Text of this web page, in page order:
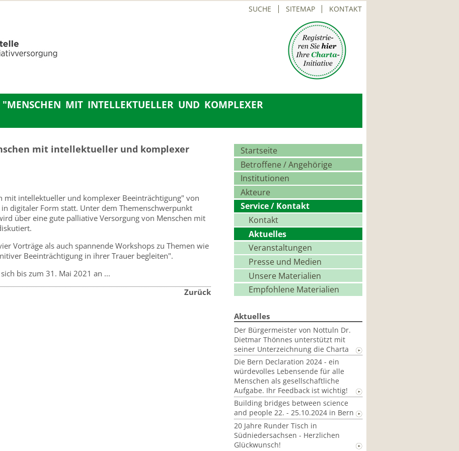
SUCHE SITEMAP KONTAKT
MIT INTELLEKTUELLER UND KOMPLEXER
mit intellektueller und komplexer
mit intellektueller und komplexer Beeinträchtigung" von
digitaler Form statt. Unter dem Themenschwerpunkt
über eine gute palliative Versorgung von Menschen mit
Vorträge als auch spannende Workshops zu Themen wie
Beeinträchtigung in ihrer Trauer begleiten".
bis zum 31. Mai 2021 an ...
Zurück
Navigation
überspringen
Startseite
Betroffene / Angehörige
Institutionen
Akteure
Service / Kontakt
Kontakt
Aktuelles
Veranstaltungen
Presse und Medien
Unsere Materialien
Empfohlene Materialien
Aktuelles
Der Bürgermeister von Nottuln Dr.
Dietmar Thönnes unterstützt mit
seiner Unterzeichnung die Charta
Die Bern Declaration 2024 - ein
würdevolles Lebensende für alle
Menschen als gesellschaftliche
Aufgabe. Ihr Feedback ist wichtig!
Building bridges between science
and people 22. - 25.10.2024 in Bern
20 Jahre Runder Tisch in
Südniedersachsen - Herzlichen
Glückwunsch!